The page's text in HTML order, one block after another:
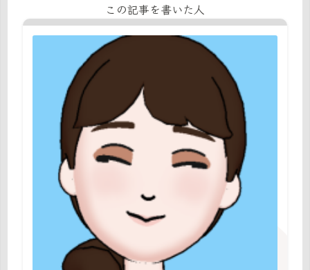
この記事を書いた人